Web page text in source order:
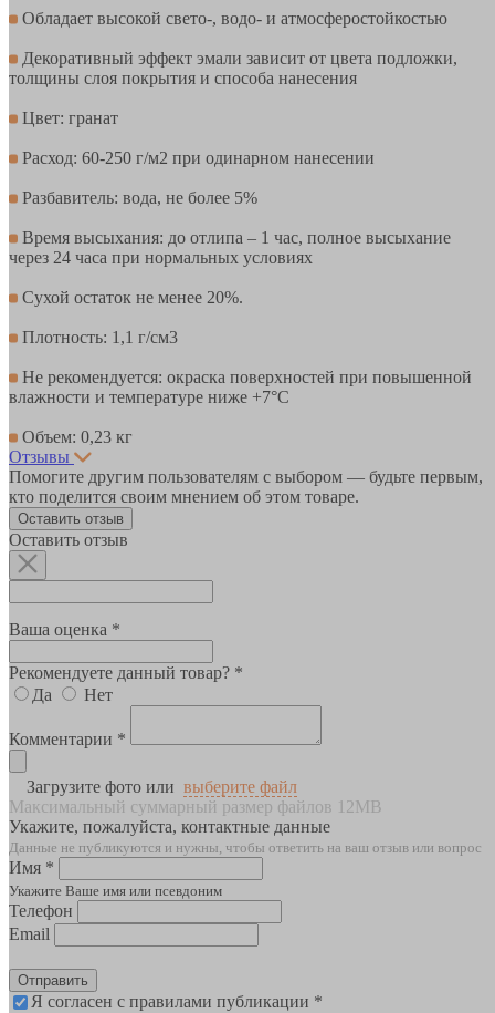
Обладает высокой свето-, водо- и атмосферостойкостью
Декоративный эффект эмали зависит от цвета подложки,
толщины слоя покрытия и способа нанесения
Цвет: гранат
Расход: 60-250 г/м2 при одинарном нанесении
Разбавитель: вода, не более 5%
Время высыхания: до отлипа – 1 час, полное высыхание
через 24 часа при нормальных условиях
Сухой остаток не менее 20%.
Плотность: 1,1 г/см3
Не рекомендуется: окраска поверхностей при повышенной
влажности и температуре ниже +7°С
Объем: 0,23 кг
Отзывы
Помогите другим пользователям с выбором — будьте первым,
кто поделится своим мнением об этом товаре.
Оставить отзыв
Оставить отзыв
Ваша оценка *
Рекомендуете данный товар? *
Да
Нет
Комментарии *
Загрузите фото или выберите файл
Максимальный суммарный размер файлов 12MB
Укажите, пожалуйста, контактные данные
Данные не публикуются и нужны, чтобы ответить на ваш отзыв или вопрос
Имя *
Укажите Ваше имя или псевдоним
Телефон
Email
Отправить
Я согласен с правилами публикации *